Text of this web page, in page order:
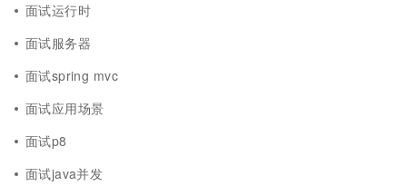
面试运行时
面试服务器
面试spring mvc
面试应用场景
面试p8
面试java并发